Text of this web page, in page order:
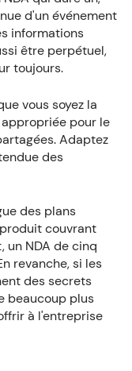
d'un événement
informations
être perpétuel,
toujours.
vous soyez la
pour le
Adaptez
des
des plans
couvrant
un NDA de cinq
revanche, si les
des secrets
beaucoup plus
à l'entreprise